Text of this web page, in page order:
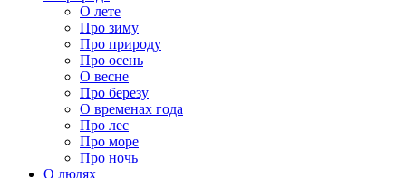
О лете
Про зиму
Про природу
Про осень
О весне
Про березу
О временах года
Про лес
Про море
Про ночь
О людях